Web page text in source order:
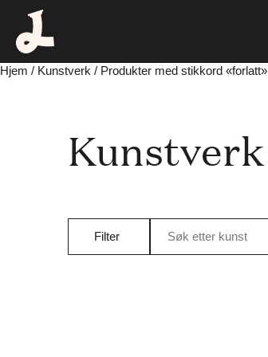
Hjem / Kunstverk / Produkter med stikkord «forlatt»
Kunstverk
Filter Søk etter kunst